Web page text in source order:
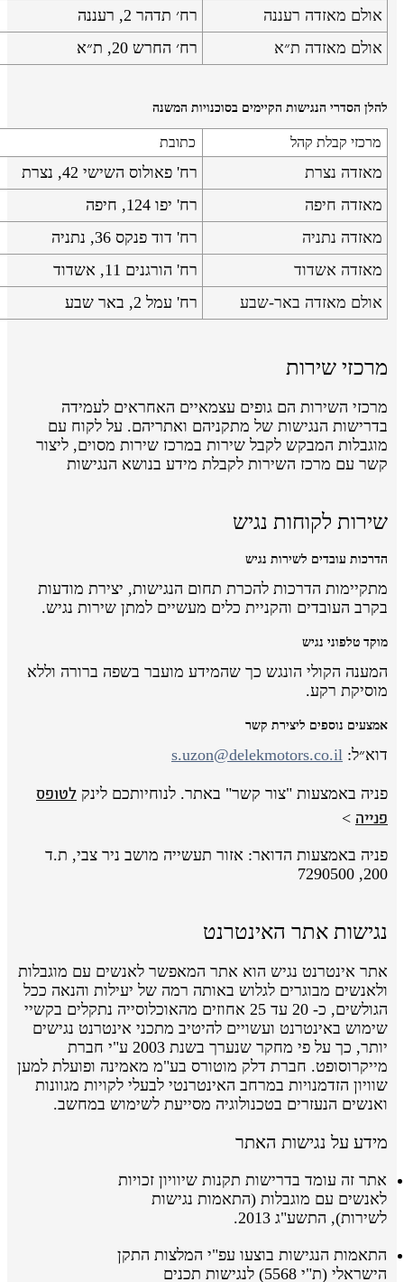
אולם מאזדה רעננה
רח׳ תדהר 2, רעננה
אולם מאזדה ת״א
רח׳ החרש 20, ת״א
להלן הסדרי הנגישות הקיימים בסוכנויות המשנה
מרכזי קבלת קהל כתובת
מאזדה נצרת
רח' פאולוס השישי 42, נצרת
מאזדה חיפה
רח' יפו 124, חיפה
מאזדה נתניה
רח' דוד פנקס 36, נתניה
מאזדה אשדוד
רח' הורגנים 11, אשדוד
אולם מאזדה באר-שבע
רח' עמל 2, באר שבע
מרכזי שירות
מרכזי השירות הם גופים עצמאיים האחראים לעמידה
בדרישות הנגישות של מתקניהם ואתריהם. על לקוח עם
מוגבלות המבקש לקבל שירות במרכז שירות מסוים, ליצור
קשר עם מרכז השירות לקבלת מידע בנושא הנגישות
שירות לקוחות נגיש
הדרכות עובדים לשירות נגיש
מתקיימות הדרכות להכרת תחום הנגישות, יצירת מודעות
בקרב העובדים והקניית כלים מעשיים למתן שירות נגיש.
מוקד טלפוני נגיש
המענה הקולי הונגש כך שהמידע מועבר בשפה ברורה וללא
מוסיקת רקע.
אמצעים נוספים ליצירת קשר
דוא״ל: s.uzon@delekmotors.co.il
פניה באמצעות "צור קשר" באתר. לנוחיותכם לינק לטופס
פנייה >
פניה באמצעות הדואר: אזור תעשייה מושב ניר צבי, ת.ד
200, 7290500
נגישות אתר האינטרנט
אתר אינטרנט נגיש הוא אתר המאפשר לאנשים עם מוגבלות
ולאנשים מבוגרים לגלוש באותה רמה של יעילות והנאה ככל
הגולשים, כ- 20 עד 25 אחוזים מהאוכלוסייה נתקלים בקשיי
שימוש באינטרנט ועשויים להיטיב מתכני אינטרנט נגישים
יותר, כך על פי מחקר שנערך בשנת 2003 ע"י חברת
מייקרוסופט. חברת דלק מוטורס בע"מ מאמינה ופועלת למען
שוויון הזדמנויות במרחב האינטרנטי לבעלי לקויות מגוונות
ואנשים הנעזרים בטכנולוגיה מסייעת לשימוש במחשב.
מידע על נגישות האתר
אתר זה עומד בדרישות תקנות שיוויון זכויות
לאנשים עם מוגבלות (התאמות נגישות
לשירות), התשע"ג 2013.
התאמות הנגישות בוצעועפ"יהמלצות התקן
הישראלי(ת"י 5568) לנגישות תכנים